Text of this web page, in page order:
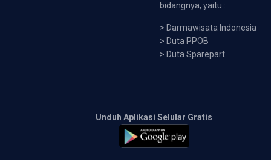
bidangnya, yaitu :
> Darmawisata Indonesia
> Duta PPOB
> Duta Sparepart
Unduh Aplikasi Selular Gratis